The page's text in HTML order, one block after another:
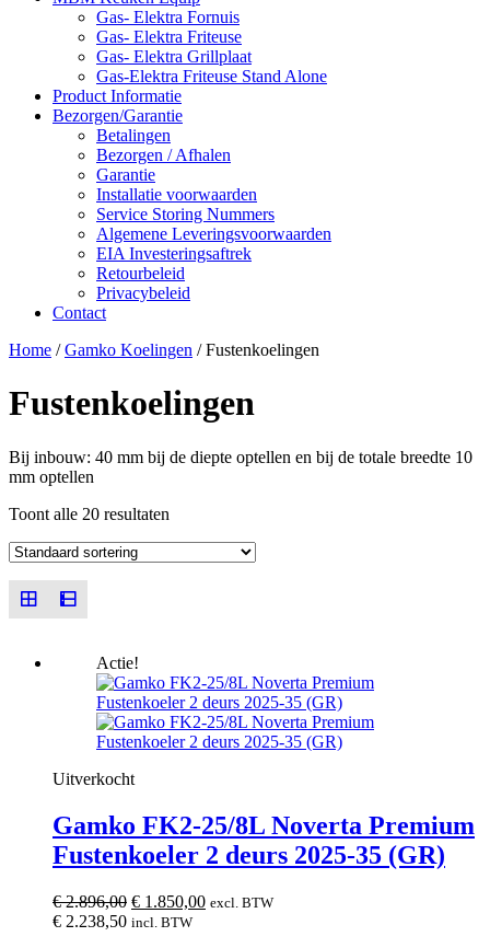
Gas- Elektra Fornuis
Gas- Elektra Friteuse
Gas- Elektra Grillplaat
Gas-Elektra Friteuse Stand Alone
Product Informatie
Bezorgen/Garantie
Betalingen
Bezorgen / Afhalen
Garantie
Installatie voorwaarden
Service Storing Nummers
Algemene Leveringsvoorwaarden
EIA Investeringsaftrek
Retourbeleid
Privacybeleid
Contact
Close
Close
Home /Gamko Koelingen / Fustenkoelingen
Fustenkoelingen
Bij inbouw: 40 mm bij de diepte optellen en bij de totale breedte 10
mm optellen
Toont alle 20 resultaten
Actie!
Uitverkocht
Gamko FK2-25/8L Noverta Premium
Fustenkoeler 2 deurs 2025-35 (GR)
€2.896,00 Oorspronkelijke
prijs
€ 1.850,00Huidige
excl. BTW
€ 2.238,50 incl. BTW